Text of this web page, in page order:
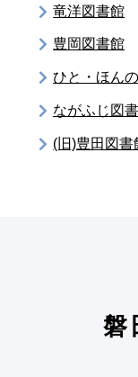
竜洋図書館
豊岡図書館
ひと・ほん
ながふじ図
(旧)豊田図書
磐